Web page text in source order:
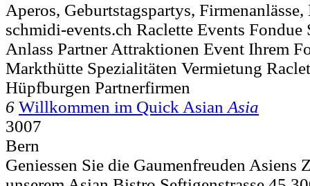
Aperos, Geburtstagspartys, Firmenanlässe,
schmidi-events.ch Raclette Events
Anlass Partner Attraktionen Event Ihrem
Markthütte Spezialitäten Vermietung
Hüpfburgen Partnerfirmen
6 Willkommen im Quick Asian Asia
3007
Bern
Geniessen Sie die Gaumenfreuden Asiens